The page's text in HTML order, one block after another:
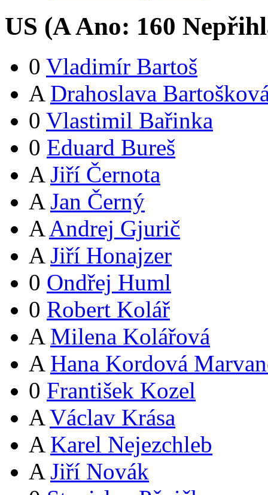
US (AAno: 160
0 Vladimír Bartoš
A Drahoslava
0 Vlastimil Bařinka
0 Eduard Bureš
A Jiří Černota
A Jan Černý
A Andrej Gjurič
A Jiří Honajzer
0 Ondřej Huml
0 Robert Kolář
A Milena Kolářová
A Hana Kordová
0 František Kozel
A Václav Krása
A Karel Nejezchleb
A Jiří Novák